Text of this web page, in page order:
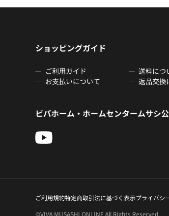
ショッピングガイド
ご利用ガイド 送料につ
お支払いについて
返品交換
ビバホーム・ホームセンタームサシ
ご利用規約特定商取引法に基づく表示プライバシ
©VIVA MUSASHI ONLINE All Rights Reserved.